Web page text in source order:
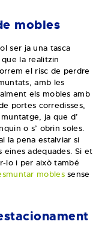
mobles
ser ja una tasca
la realitzin
el risc de perdre
amb les
els mobles amb
portes corredisses,
ja que d’
o s’ obrin soles.
la pena estalviar si
adequades. Si et
lo i per això també
moblessense